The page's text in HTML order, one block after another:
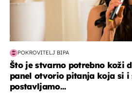
POKROVITELJ BIPA
Što je stvarno potrebno koži
panel otvorio pitanja koja si i
postavljamo...